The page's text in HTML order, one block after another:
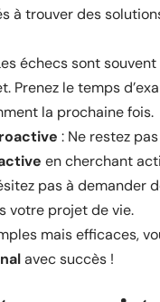
à trouver des
échecs sont
Prenez le temps
la prochaine fois.
: Ne restez
en cherchant
pas à
votre projet de vie.
mais efficaces,
avec succès !